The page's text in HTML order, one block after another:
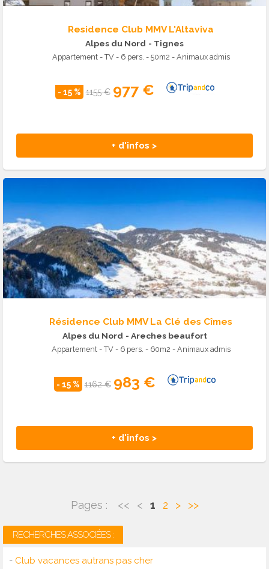
Residence Club MMV L'Altaviva
Alpes du Nord - Tignes
Appartement - TV - 6 pers. - 50m2 - Animaux admis
- 15 % 1155 € 977 €
+ d'infos >
Résidence Club MMV La Clé des Cîmes
Alpes du Nord - Areches beaufort
Appartement - TV - 6 pers. - 60m2 - Animaux admis
- 15 % 1162 € 983 €
+ d'infos >
Pages : << < 1 2 > >>
RECHERCHES ASSOCIÉES :
- Club vacances autrans pas cher